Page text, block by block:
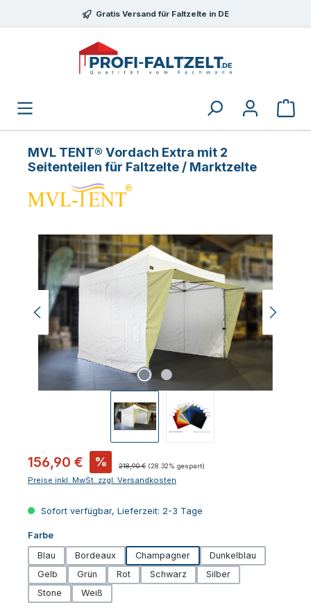
Zum Hauptinhalt springenGratis Versand für Faltzelte in DE
MVL TENT® Vordach Extra mit 2
Seitenteilen für Faltzelte / Marktzelte
Bildergalerie überspringen
Verkaufspreis:
156,90 € % Regulärer Preis:
218,90 € (28.32% gespart)
Preise inkl. MwSt. zzgl. Versandkosten
Sofort verfügbar, Lieferzeit: 2-3 Tage
Farbeauswählen
Blau
Bordeaux Champagner
Dunkelblau
Gelb
Grün Rot Schwarz
Silber
Stone
Weiß